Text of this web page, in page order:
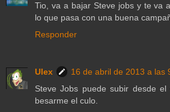
Tio, va a bajar Steve jobs y te va
lo que pasa con una buena
Responder
Ulex
16 de abril de 2013 a las
Steve Jobs puede subir desde
besarme el culo.